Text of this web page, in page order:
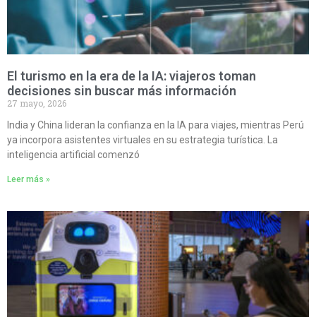
El turismo en la era de la IA: viajeros toman
decisiones sin buscar más información
27 mayo, 2026
India y China lideran la confianza en la IA para viajes, mientras Perú
ya incorpora asistentes virtuales en su estrategia turística. La
inteligencia artificial comenzó
Leer más »